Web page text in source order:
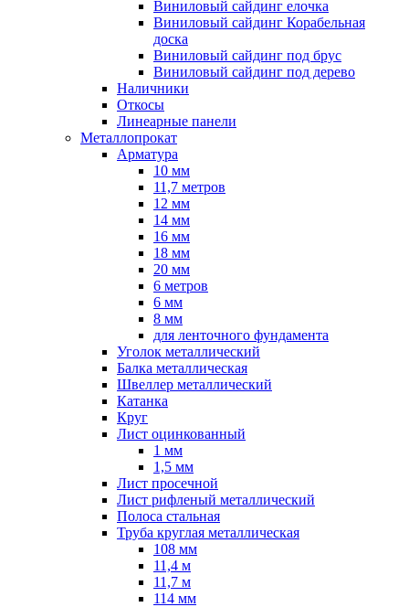
Виниловый сайдинг елочка
Виниловый сайдинг Корабельная
доска
Виниловый сайдинг под брус
Виниловый сайдинг под дерево
Наличники
Откосы
Линеарные панели
Металлопрокат
Арматура
10 мм
11,7 метров
12 мм
14 мм
16 мм
18 мм
20 мм
6 метров
6 мм
8 мм
для ленточного фундамента
Уголок металлический
Балка металлическая
Швеллер металлический
Катанка
Круг
Лист оцинкованный
1 мм
1,5 мм
Лист просечной
Лист рифленый металлический
Полоса стальная
Труба круглая металлическая
108 мм
11,4 м
11,7 м
114 мм